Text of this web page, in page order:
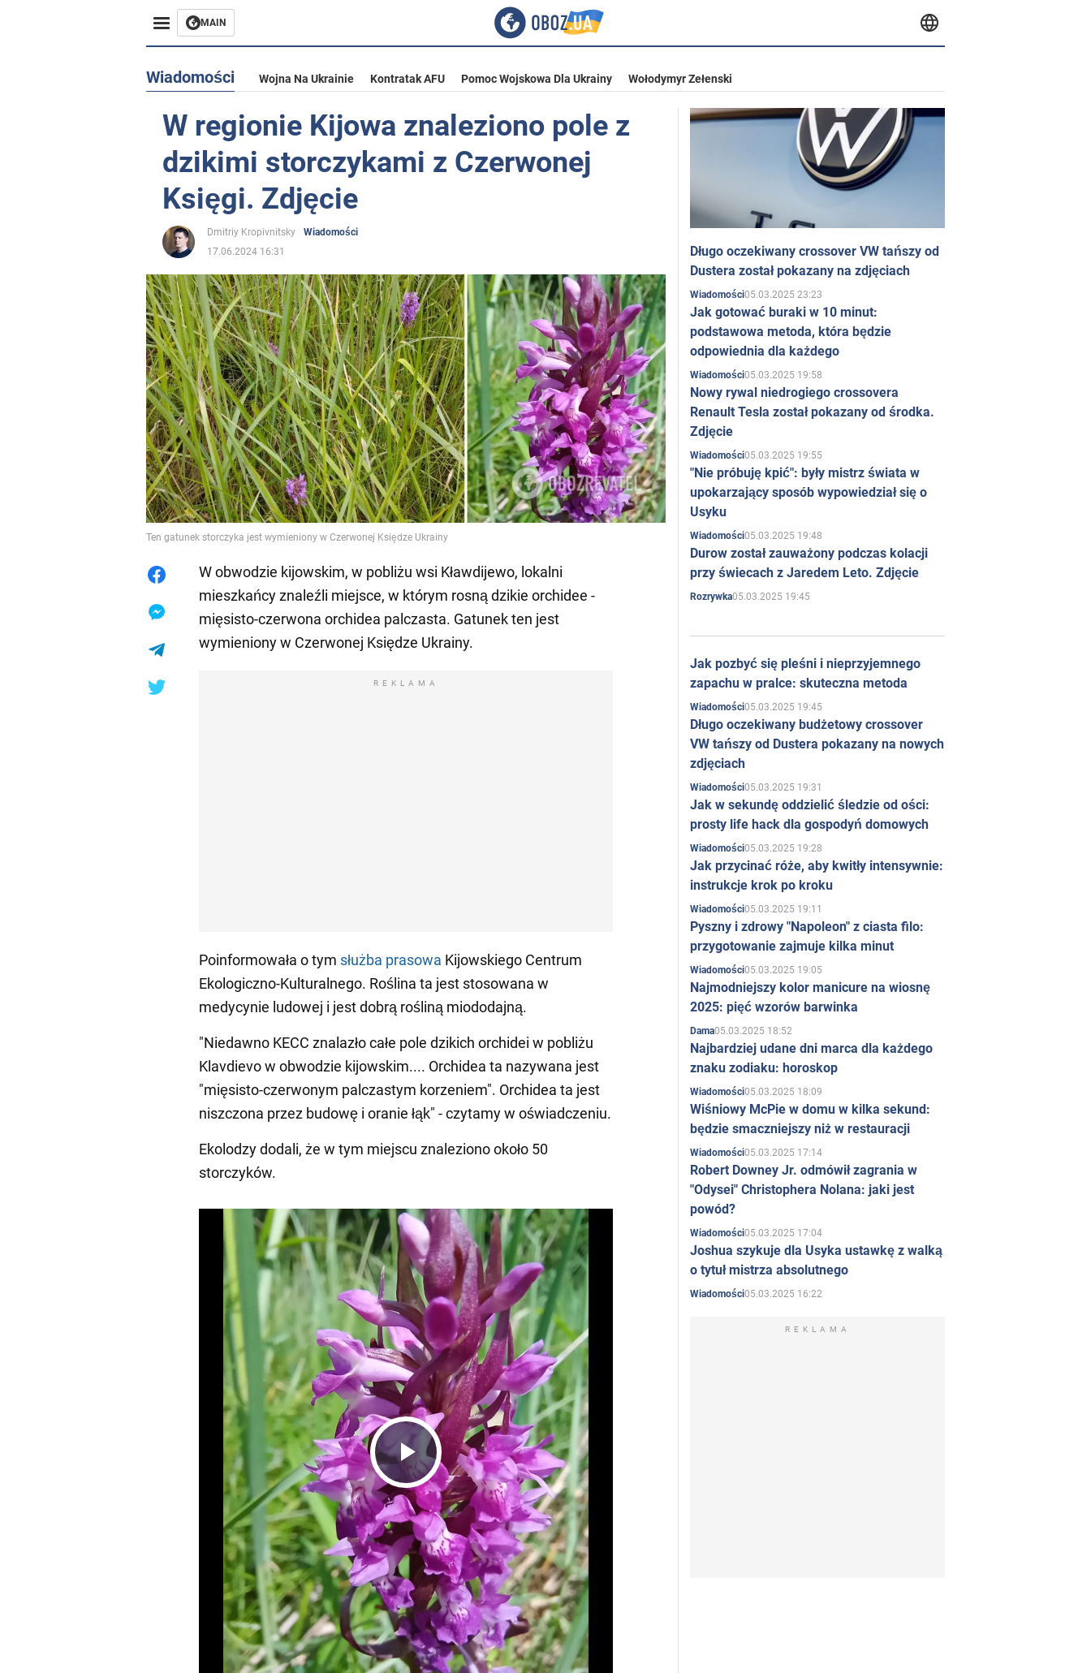
MAIN
Wiadomości Wojna Na Ukrainie Kontratak AFU Pomoc Wojskowa Dla Ukrainy Wołodymyr Zełenski
W regionie Kijowa znaleziono pole z
dzikimi storczykami z Czerwonej
Księgi. Zdjęcie
Dmitriy Kropivnitsky
Wiadomości
17.06.2024 16:31
Ten gatunek storczyka jest wymieniony w Czerwonej Księdze Ukrainy
W obwodzie kijowskim, w pobliżu wsi Kławdijewo, lokalni
mieszkańcy znaleźli miejsce, w którym rosną dzikie orchidee -
mięsisto-czerwona orchidea palczasta. Gatunek ten jest
wymieniony w Czerwonej Księdze Ukrainy.
REKLAMA
Poinformowała o tym służba prasowa Kijowskiego Centrum
Ekologiczno-Kulturalnego. Roślina ta jest stosowana w
medycynie ludowej i jest dobrą rośliną miododajną.
"Niedawno KECC znalazło całe pole dzikich orchidei w pobliżu
Klavdievo w obwodzie kijowskim.... Orchidea ta nazywana jest
"mięsisto-czerwonym palczastym korzeniem". Orchidea ta jest
niszczona przez budowę i oranie łąk" - czytamy w oświadczeniu.
Ekolodzy dodali, że w tym miejscu znaleziono około 50
storczyków.
Play
Video
Długo oczekiwany crossover VW tańszy od
Dustera został pokazany na zdjęciach
Wiadomości05.03.2025 23:23
Jak gotować buraki w 10 minut:
podstawowa metoda, która będzie
odpowiednia dla każdego
Wiadomości05.03.2025 19:58
Nowy rywal niedrogiego crossovera
Renault Tesla został pokazany od środka.
Zdjęcie
Wiadomości05.03.2025 19:55
"Nie próbuję kpić": były mistrz świata w
upokarzający sposób wypowiedział się o
Usyku
Wiadomości05.03.2025 19:48
Durow został zauważony podczas kolacji
przy świecach z Jaredem Leto. Zdjęcie
Rozrywka05.03.2025 19:45
Jak pozbyć się pleśni i nieprzyjemnego
zapachu w pralce: skuteczna metoda
Wiadomości05.03.2025 19:45
Długo oczekiwany budżetowy crossover
VW tańszy od Dustera pokazany na nowych
zdjęciach
Wiadomości05.03.2025 19:31
Jak w sekundę oddzielić śledzie od ości:
prosty life hack dla gospodyń domowych
Wiadomości05.03.2025 19:28
Jak przycinać róże, aby kwitły intensywnie:
instrukcje krok po kroku
Wiadomości05.03.2025 19:11
Pyszny i zdrowy "Napoleon" z ciasta filo:
przygotowanie zajmuje kilka minut
Wiadomości05.03.2025 19:05
Najmodniejszy kolor manicure na wiosnę
2025: pięć wzorów barwinka
Dama05.03.2025 18:52
Najbardziej udane dni marca dla każdego
znaku zodiaku: horoskop
Wiadomości05.03.2025 18:09
Wiśniowy McPie w domu w kilka sekund:
będzie smaczniejszy niż w restauracji
Wiadomości05.03.2025 17:14
Robert Downey Jr. odmówił zagrania w
"Odysei" Christophera Nolana: jaki jest
powód?
Wiadomości05.03.2025 17:04
Joshua szykuje dla Usyka ustawkę z walką
o tytuł mistrza absolutnego
Wiadomości05.03.2025 16:22
REKLAMA